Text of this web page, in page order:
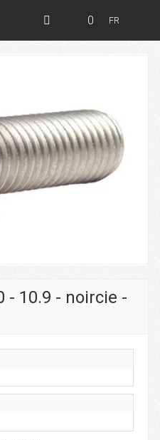
0 FR
- 10.9 - noircie -